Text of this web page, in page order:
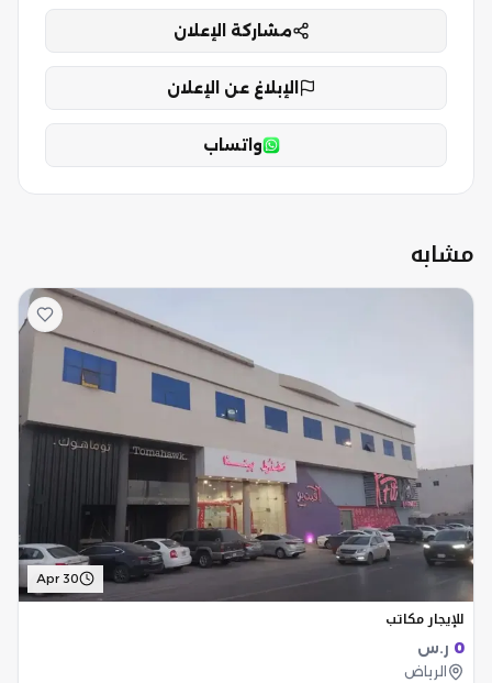
مشاركة الإعلان
الإبلاغ عن الإعلان
واتساب
مشابه
Apr 30
للإيجار مكاتب
0 ر.س
الرياض